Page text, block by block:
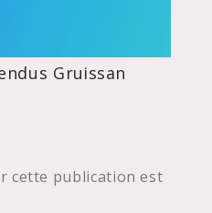
Gruissan
cette publication est